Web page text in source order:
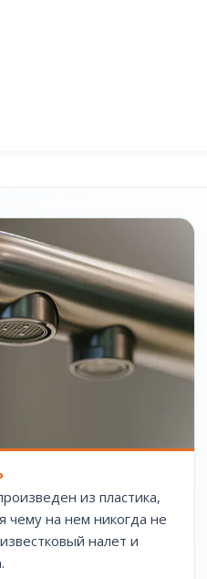
из пластика,
чему на нем никогда не
налет и